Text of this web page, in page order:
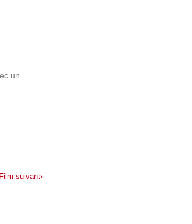
un
Film suivant›